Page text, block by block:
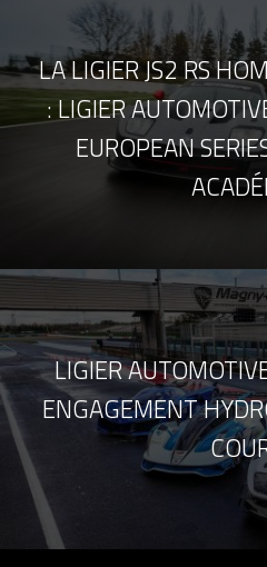
LA LIGIER JS2 RS
: LIGIER
EUROPEAN
LIGIER
ENGAGEMENT